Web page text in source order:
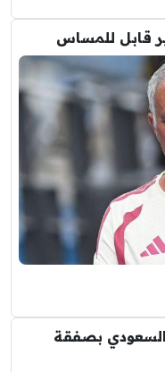
قابل للمساس
السعودي بصفقة